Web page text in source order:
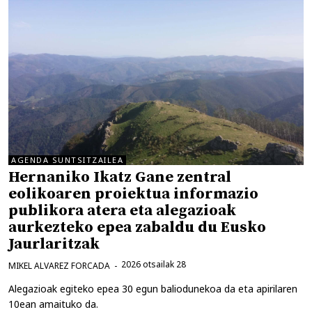
AGENDA SUNTSITZAILEA
Hernaniko Ikatz Gane zentral
eolikoaren proiektua informazio
publikora atera eta alegazioak
aurkezteko epea zabaldu du Eusko
Jaurlaritzak
2026 otsailak 28
MIKEL ALVAREZ FORCADA
Alegazioak egiteko epea 30 egun baliodunekoa da eta apirilaren
10ean amaituko da.